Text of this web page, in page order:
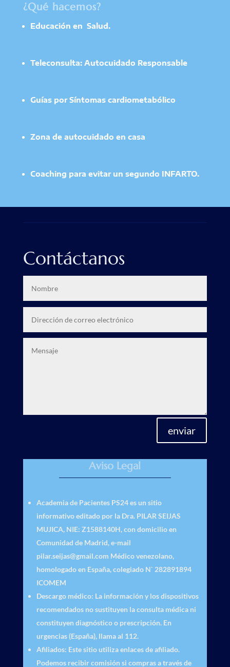
¿Qué hacemos?
Educación en Salud.
Teleconsulta: Autocuidado Responsable
Guías por Síntomas cardiometabólico
Zona de autocuidado en casa
Coaching para evitar un segundo INFARTO.
Contáctanos
enviar
Aviso Legal
Academia de Pacientes PS24es un sitio
informativo editado por la Dra. PILAR SEIJAS
MUJICA, NIE: Z1588140H, con domicilio en
Comunidad de Madrid, e-mail
pilar.seijas@gmail.com Médico venezolano,
homologado en España, colegiado N` 282891894
ICOMEM
Descargo médico: La información y los dispositivos
recomendados no sustituyen la consulta médica ni
constituyen diagnóstico o prescripción. En
urgencias (España), llama al 112.
Afiliados: Este sitio utiliza enlaces de afiliado.
Podemos recibir comisión si compras a través de